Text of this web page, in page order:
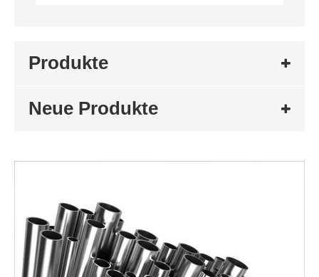
Produkte
Neue Produkte